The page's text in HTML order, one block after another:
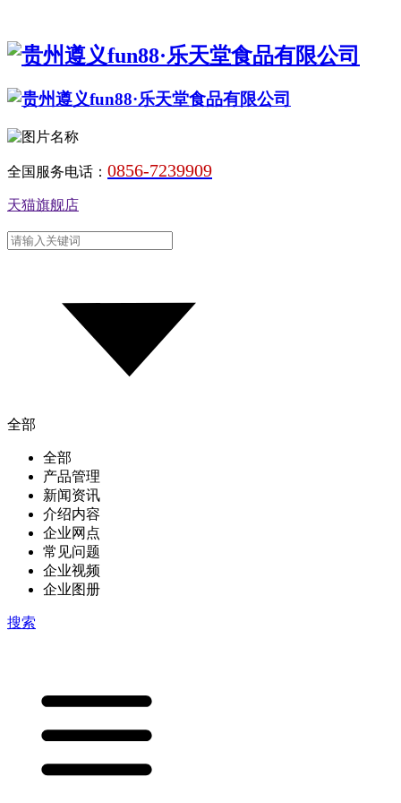
全国服务电话： 0856-7239909
天猫旗舰店
全部
全部
产品管理
新闻资讯
介绍内容
企业网点
常见问题
企业视频
企业图册
搜索